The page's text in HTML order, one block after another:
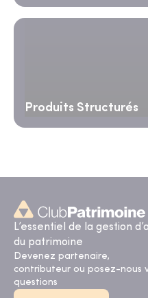
Produits Structurés
L’essentiel de la gestion
du patrimoine
Devenez partenaire,
contributeur ou posez-nous
questions